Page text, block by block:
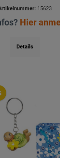
15623
Hier
Details